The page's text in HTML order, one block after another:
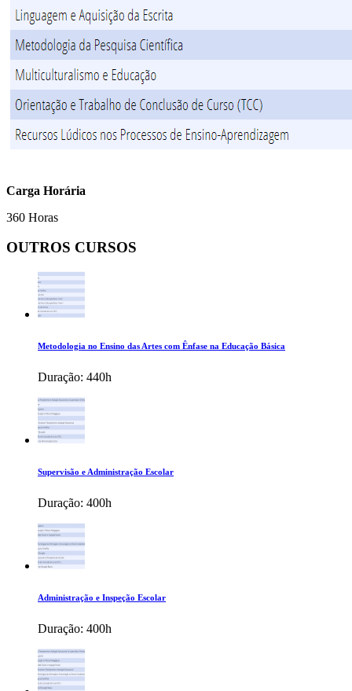
Carga Horária
360 Horas
OUTROS CURSOS
Metodologia no Ensino das Artes com Ênfase na Educação Básica
Duração: 440h
Supervisão e Administração Escolar
Duração: 400h
Administração e Inspeção Escolar
Duração: 400h